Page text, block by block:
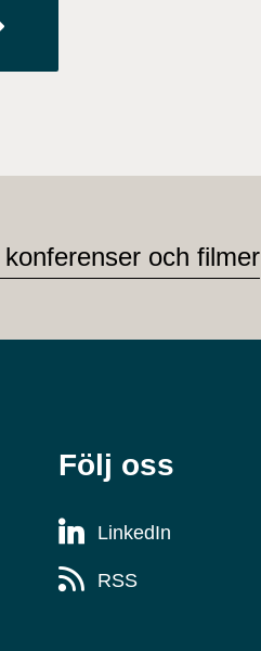
och filmer
Följ oss
LinkedIn
RSS